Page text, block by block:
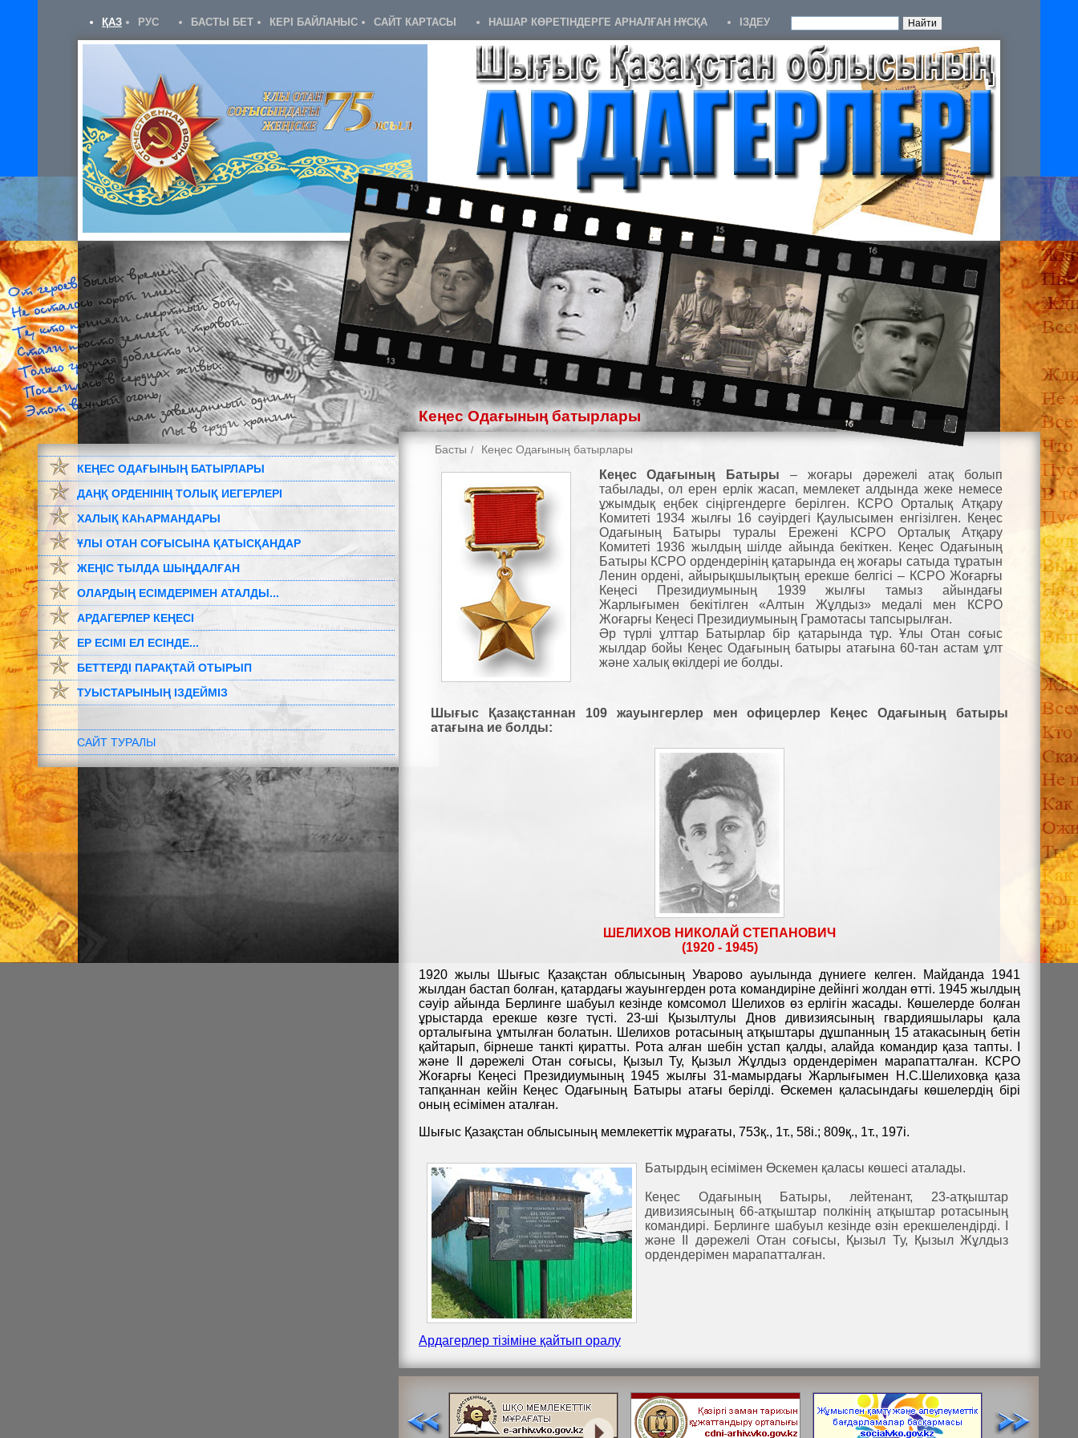
ҚАЗ РУС БАСТЫ БЕТ КЕРІ БАЙЛАНЫС САЙТ КАРТАСЫ НАШАР КӨРЕТІНДЕРГЕ АРНАЛҒАН НҰСҚА IЗДЕУ
Кеңес Одағының батырлары
КЕҢЕС ОДАҒЫНЫҢ БАТЫРЛАРЫ
ДАҢҚ ОРДЕНІНІҢ ТОЛЫҚ ИЕГЕРЛЕРІ
ХАЛЫҚ КАҺАРМАНДАРЫ
ҰЛЫ ОТАН СОҒЫСЫНА ҚАТЫСҚАНДАР
ЖЕҢІС ТЫЛДА ШЫҢДАЛҒАН
ОЛАРДЫҢ ЕСІМДЕРІМЕН АТАЛДЫ...
АРДАГЕРЛЕР КЕҢЕСІ
ЕР ЕСІМІ ЕЛ ЕСІНДЕ...
БЕТТЕРДІ ПАРАҚТАЙ ОТЫРЫП
ТУЫСТАРЫНЫҢ ІЗДЕЙМІЗ
САЙТ ТУРАЛЫ
Басты Кеңес Одағының батырлары
Кеңес Одағының Батыры – жоғары дәрежелі атақ болып
табылады, ол ерен ерлік жасап, мемлекет алдында жеке немесе
ұжымдық еңбек сіңіргендерге берілген. КСРО Орталық Атқару
Комитеті 1934 жылғы 16 сәуірдегі Қаулысымен енгізілген. Кеңес
Одағының Батыры туралы Ережені КСРО Орталық Атқару
Комитеті 1936 жылдың шілде айында бекіткен. Кеңес Одағының
Батыры КСРО ордендерінің қатарында ең жоғары сатыда тұратын
Ленин ордені, айырықшылықтың ерекше белгісі – КСРО Жоғарғы
Кеңесі Президиумының 1939 жылғы тамыз айындағы
Жарлығымен бекітілген «Алтын Жұлдыз» медалі мен КСРО
Жоғарғы Кеңесі Президиумының Грамотасы тапсырылған.
Әр түрлі ұлттар Батырлар бір қатарында тұр. Ұлы Отан соғыс
жылдар бойы Кеңес Одағының батыры атағына 60-тан астам ұлт
және халық өкілдері ие болды.
Шығыс Қазақстаннан 109 жауынгерлер мен офицерлер Кеңес Одағының батыры
атағына ие болды:
ШЕЛИХОВ НИКОЛАЙ СТЕПАНОВИЧ
(1920 - 1945)
1920 жылы Шығыс Қазақстан облысының Уварово ауылында дүниеге келген. Майданда 1941
жылдан бастап болған, қатардағы жауынгерден рота командиріне дейінгі жолдан өтті. 1945 жылдың
сәуір айында Берлинге шабуыл кезінде комсомол Шелихов өз ерлігін жасады. Көшелерде болған
ұрыстарда ерекше көзге түсті. 23-ші Қызылтулы Днов дивизиясының гвардияшылары қала
орталығына ұмтылған болатын. Шелихов ротасының атқыштары дұшпанның 15 атакасының бетін
қайтарып, бірнеше танкті қиратты. Рота алған шебін ұстап қалды, алайда командир қаза тапты. І
және ІІ дәрежелі Отан соғысы, Қызыл Ту, Қызыл Жұлдыз ордендерімен марапатталған. КСРО
Жоғарғы Кеңесі Президиумының 1945 жылғы 31-мамырдағы Жарлығымен Н.С.Шелиховқа қаза
тапқаннан кейін Кеңес Одағының Батыры атағы берілді. Өскемен қаласындағы көшелердің бірі
оның есімімен аталған.
Шығыс Қазақстан облысының мемлекеттік мұрағаты, 753қ., 1т., 58і.; 809қ., 1т., 197і.
Батырдың есімімен Өскемен қаласы көшесі аталады.
Кеңес Одағының Батыры, лейтенант, 23-атқыштар
дивизиясының 66-атқыштар полкінің атқыштар ротасының
командирі. Берлинге шабуыл кезінде өзін ерекшелендірді. І
және ІІ дәрежелі Отан соғысы, Қызыл Ту, Қызыл Жұлдыз
ордендерімен марапатталған.
Ардагерлер тізіміне қайтып оралу